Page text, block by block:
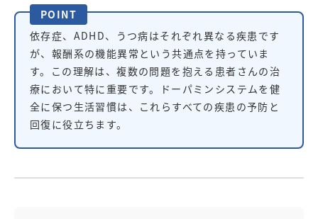
POINT
依存症、ADHD、うつ病はそれぞれ異なる疾患です
が、報酬系の機能異常という共通点を持っていま
す。この理解は、複数の問題を抱える患者さんの治
療において特に重要です。ドーパミンシステムを健
全に保つ生活習慣は、これらすべての疾患の予防と
回復に役立ちます。